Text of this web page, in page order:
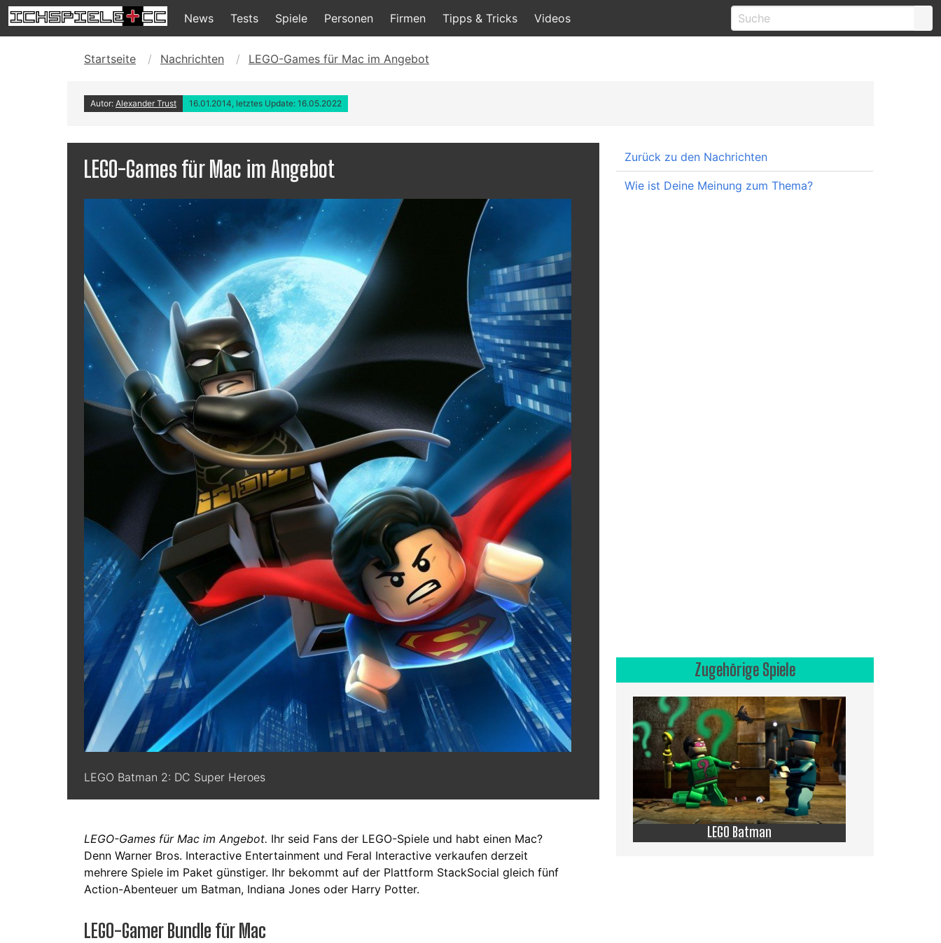
News Tests Spiele Personen Firmen Tipps & Tricks Videos
Startseite Nachrichten LEGO-Games für Mac im Angebot
Autor: Alexander Trust 16.01.2014, letztes Update: 16.05.2022
LEGO-Games für Mac im Angebot
LEGO Batman 2: DC Super Heroes
LEGO-Games für Mac im Angebot. Ihr seid Fans der LEGO-Spiele und habt einen Mac?
Denn Warner Bros. Interactive Entertainment und Feral Interactive verkaufen derzeit
mehrere Spiele im Paket günstiger. Ihr bekommt auf der Plattform StackSocial gleich fünf
Action-Abenteuer um Batman, Indiana Jones oder Harry Potter.
LEGO-Gamer Bundle für Mac
Zurück zu den Nachrichten
Wie ist Deine Meinung zum Thema?
Zugehörige Spiele
LEGO Batman